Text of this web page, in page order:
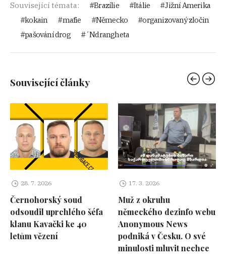
Související témata: Brazílie Itálie
Jižní Amerika
kokain
mafie Německo
organizovaný zločin
pašování drog
´Ndrangheta
Související články
28. 7. 2026
Černohorský soud
odsoudil uprchlého šéfa
klanu Kavački ke 40
letům vězení
17. 3. 2026
Muž z okruhu
německého dezinfo webu
Anonymous News
podniká v Česku. O své
minulosti mluvit nechce